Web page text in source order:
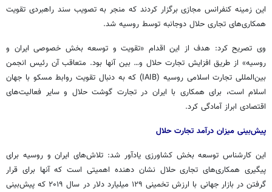
این زمینه کنفرانس مجازی برگزار کردند که منجر به تصویب سند راهبردی تقویت
همکاری‌های تجاری حلال دوجانبه توسط روسیه شد.
وی تصریح کرد: هدف از این اقدام «تقویت و توسعه بخش خصوصی ایران و
روسیه» از طریق افزایش تجارت حلال و… بین آنها بود. متعاقب آن رئیس انجمن
بین‌المللی تجارت اسلامی روسیه (IAIB) که به دنبال تقویت روابط مسکو با جهان
اسلام است، برای همکاری با ایران در تجارت گوشت حلال و سایر فعالیت‌های
اقتصادی ابراز آمادگی کرد.
پیش‌بینی میزان درآمد تجارت حلال
این کارشناس توسعه بخش کشاورزی یادآور شد: تلاش‌های ایران و روسیه برای
پیگیری همکاری‌های تجاری حلال نشان دهنده اهمیتی است که آنها برای قرار
گرفتن در بازار جهانی با ارزش تخمینی ۱۲۹ میلیارد دلار در سال ۲۰۱۹ که پیش‌بینی